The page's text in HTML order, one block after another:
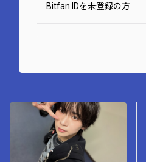
Bitfan IDを未登録の方